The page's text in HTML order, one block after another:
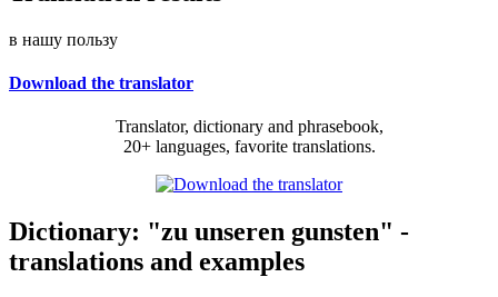
в нашу пользу
Download the translator
Translator, dictionary and phrasebook,
20+ languages, favorite translations.
Dictionary: "zu unseren gunsten" -
translations and examples